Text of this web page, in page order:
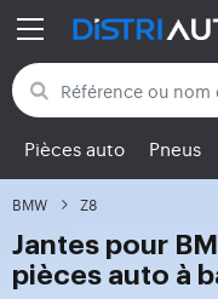
Retour aux
Pièces auto Pneus
BMW Z8
Jantes pour
pièces auto à